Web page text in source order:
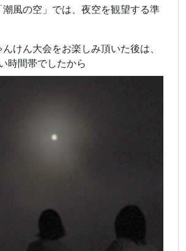
風の空」では、夜空を観望する準
けん大会をお楽しみ頂いた後は、
時間帯でしたから